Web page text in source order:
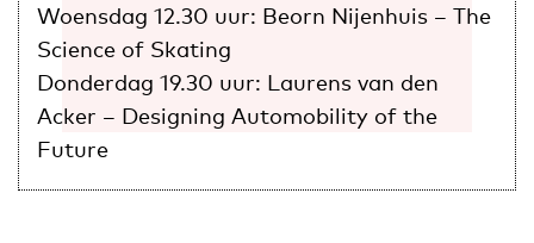
Woensdag 12.30 uur: Beorn Nijenhuis – The
Science of Skating
Donderdag 19.30 uur: Laurens van den
Acker – Designing Automobility of the
Future